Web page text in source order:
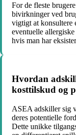
For de fleste
bivirkninger ved
vigtigt at konsultere
eventuelle
hvis man har
Hvordan
kosttilskud og
ASEA adskiller sig
deres potentielle
Dette unikke